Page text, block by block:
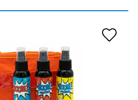
- venta exclusiva en
tienda web